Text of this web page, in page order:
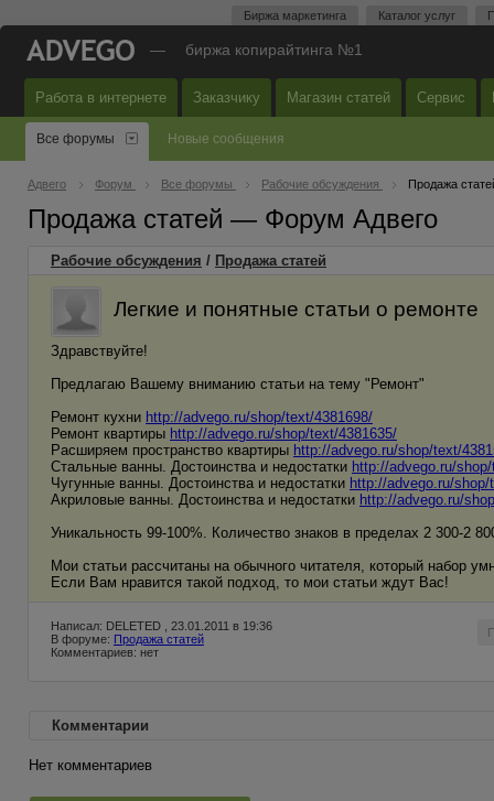
Биржа маркетинга Каталог услуг
— биржа копирайтинга №1
Работа в интернете Заказчику Магазин статей Сервис
Все форумы Новые сообщения
Адвего Форум Все форумы Рабочие обсуждения Продажа
Продажа статей — Форум Адвего
Рабочие обсуждения / Продажа статей
Легкие и понятные статьи о ремонте
Здравствуйте!
Предлагаю Вашему вниманию статьи на тему "Ремонт"
Ремонт кухни http://advego.ru/shop/text/4381698/
Ремонт квартиры http://advego.ru/shop/text/4381635/
Расширяем пространство квартиры http://advego.ru/shop/text/
Стальные ванны. Достоинства и недостатки http://advego.ru/
Чугунные ванны. Достоинства и недостатки http://advego.ru/
Акриловые ванны. Достоинства и недостатки http://advego.ru/
Уникальность 99-100%. Количество знаков в пределах 2 300-2
Мои статьи рассчитаны на обычного читателя, который набор
Если Вам нравится такой подход, то мои статьи ждут Вас!
Написал: DELETED , 23.01.2011 в 19:36
В форуме: Продажа статей
Комментариев: нет
Комментарии
Нет комментариев